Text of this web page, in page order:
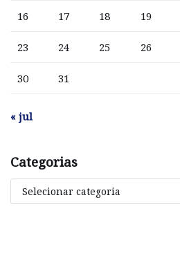
16 17 18 19
23 24 25 26
30 31
« jul
Categorias